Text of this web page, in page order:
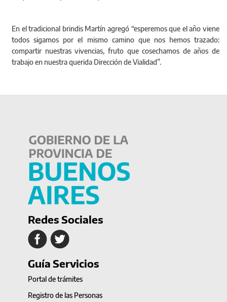
En el tradicional brindis Martín agregó “esperemos que el año viene
todos sigamos por el mismo camino que nos hemos trazado:
compartir nuestras vivencias, fruto que cosechamos de años de
trabajo en nuestra querida Dirección de Vialidad”.
Redes Sociales
Guía Servicios
Portal de trámites
Registro de las Personas